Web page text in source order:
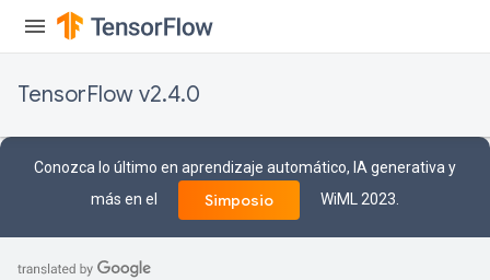
TensorFlow v2.4.0
Conozca lo último en aprendizaje automático, IA generativa y
más en el
Simposio WiML 2023.